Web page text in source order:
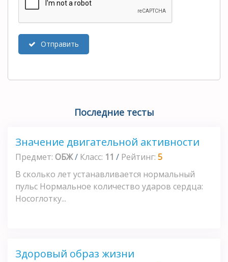
Отправить
Последние тесты
Значение двигательной активности
Предмет: ОБЖ/ Класс: 11 / Рейтинг: 5
В сколько лет устанавливается нормальный
пульс Нормальное количество ударов сердца:
Носоглотку...
Здоровый образ жизни